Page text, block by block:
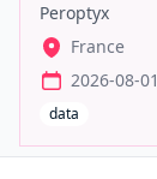
Peroptyx
France
2026-08-01
data